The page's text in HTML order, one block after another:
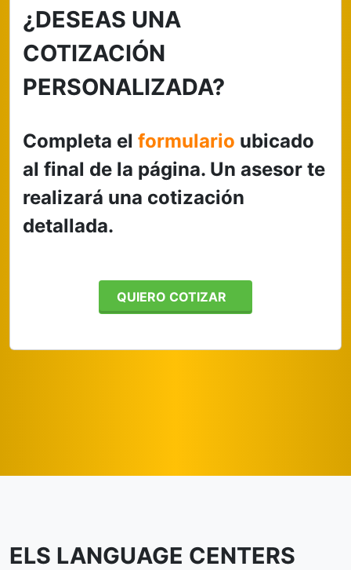
¿DESEAS UNA
COTIZACIÓN
PERSONALIZADA?
Completa el formulario ubicado
al final de la página. Un asesor te
realizará una cotización
detallada.
QUIERO COTIZAR
ELS LANGUAGE CENTERS